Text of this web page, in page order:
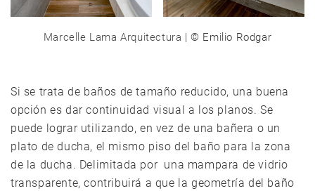
Marcelle Lama Arquitectura | © Emilio Rodgar
Si se trata de baños de tamaño reducido, una buena
opción es dar continuidad visual a los planos. Se
puede lograr utilizando, en vez de una bañera o un
plato de ducha, el mismo piso del baño para la zona
de la ducha. Delimitada por una mampara de vidrio
transparente, contribuirá a que la geometría del baño